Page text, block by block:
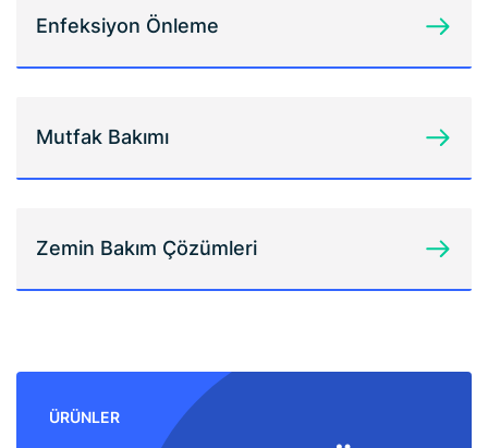
Enfeksiyon Önleme
Mutfak Bakımı
Zemin Bakım Çözümleri
ÜRÜNLER